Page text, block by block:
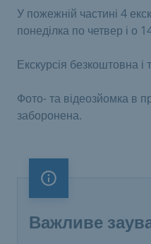
У пожежній частині 4
понеділка по четвер і о
Екскурсія безкоштовна
Фото- та відеозйомка в
заборонена.
Важливе
Важливе